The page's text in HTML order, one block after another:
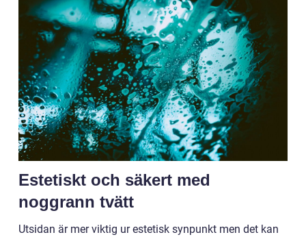
Estetiskt och säkert med
noggrann tvätt
Utsidan är mer viktig ur estetisk synpunkt men det kan